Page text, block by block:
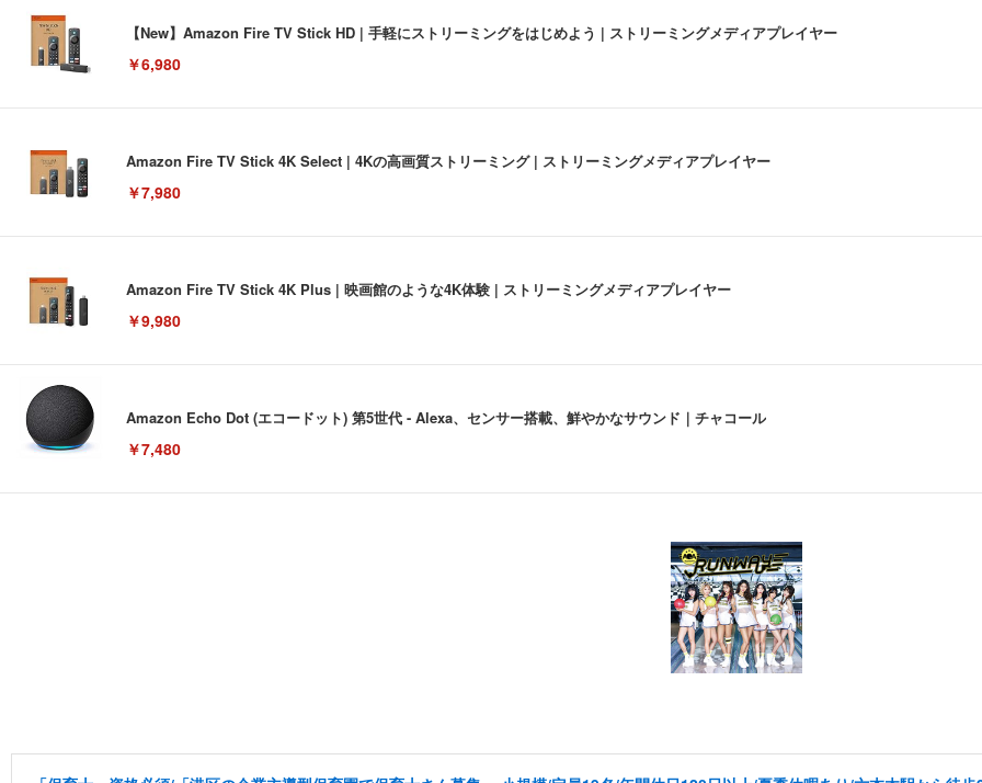
【New】Amazon Fire TV Stick HD | 手軽にストリーミングをはじめよう | ストリーミングメディアプレイヤー
￥6,980
Amazon Fire TV Stick 4K Select | 4Kの高画質ストリーミング | ストリーミングメディアプレイヤー
￥7,980
Amazon Fire TV Stick 4K Plus | 映画館のような4K体験 | ストリーミングメディアプレイヤー
￥9,980
Amazon Echo Dot (エコードット) 第5世代 - Alexa、センサー搭載、鮮やかなサウンド｜チャコール
￥7,480
[EdoErgo] オフィスチェア 椅子 テレワーク 疲れない 跳ね上げ式アームレスト コンパクト 約105度ロッキング pc 事務椅子 360度回
EIZO ビジネス向けプレミアムモニター | FlexScan EV3240X-WT | 31.5型4K UHD・USB Type-C・ホワイト
Amazonベーシック ペットシーツ 薄型 レギュラー 1回使い捨て 無香料 ホワイト 300枚